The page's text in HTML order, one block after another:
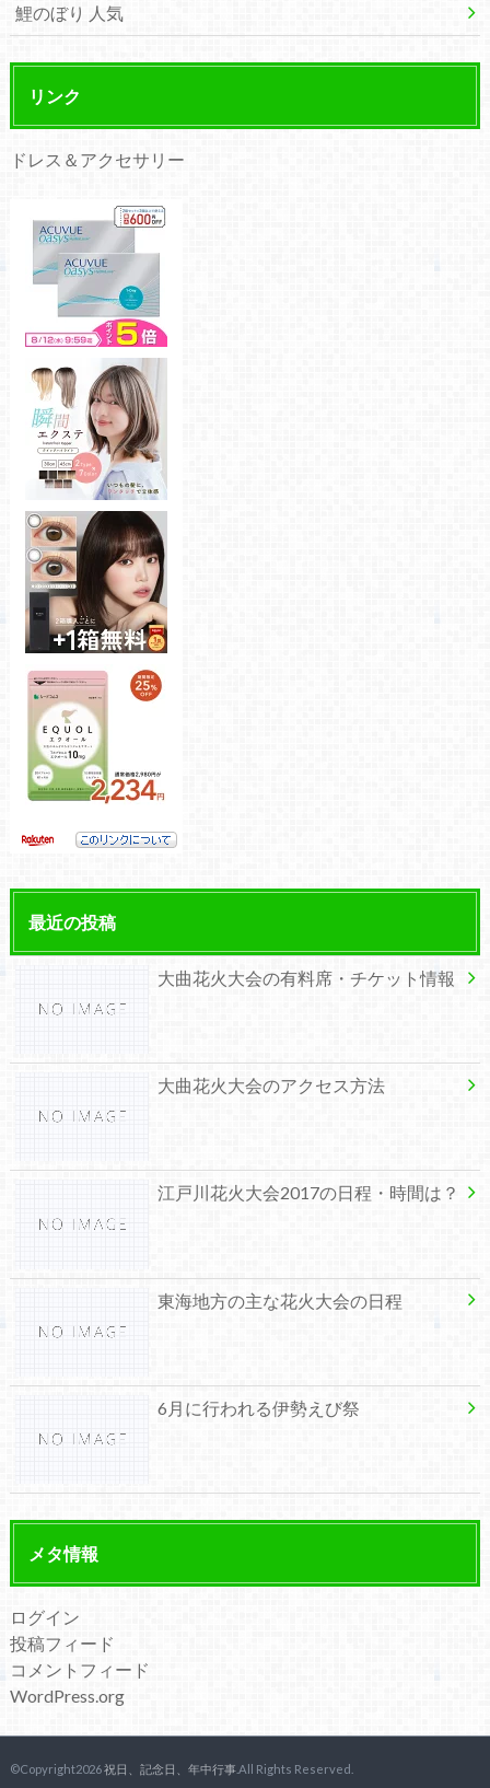
鯉のぼり 人気
リンク
ドレス＆アクセサリー
最近の投稿
大曲花火大会の有料席・チケット情報
大曲花火大会のアクセス方法
江戸川花火大会2017の日程・時間は？
東海地方の主な花火大会の日程
6月に行われる伊勢えび祭
メタ情報
ログイン
投稿フィード
コメントフィード
WordPress.org
©Copyright2026祝日、記念日、年中行事.All Rights Reserved.